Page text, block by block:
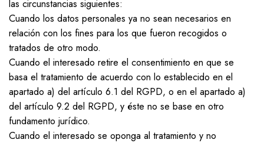
las circunstancias siguientes:
Cuando los datos personales ya no sean necesarios en
relación con los fines para los que fueron recogidos o
tratados de otro modo.
Cuando el interesado retire el consentimiento en que se
basa el tratamiento de acuerdo con lo establecido en el
apartado a) del artículo 6.1 del RGPD, o en el apartado a)
del artículo 9.2 del RGPD, y éste no se base en otro
fundamento jurídico.
Cuando el interesado se oponga al tratamiento y no